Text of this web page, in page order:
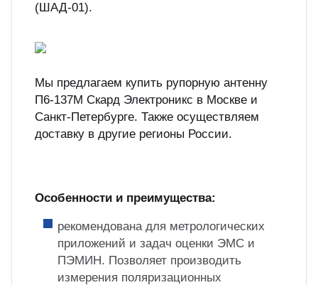
(ШАД-01).
Мы предлагаем купить рупорную антенну
П6-137М Скард Электроникс в Москве и
Санкт-Петербурге. Также осуществляем
доставку в другие регионы России.
Особенности и преимущества:
рекомендована для метрологических
приложений и задач оценки ЭМС и
ПЭМИН. Позволяет производить
измерения поляризационных